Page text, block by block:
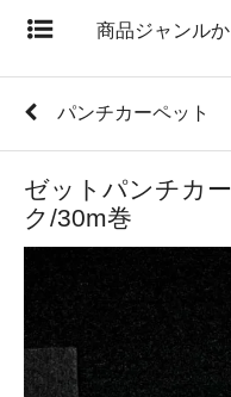
商品ジャンル
パンチカーペット
ゼットパンチカ
ク/30m巻